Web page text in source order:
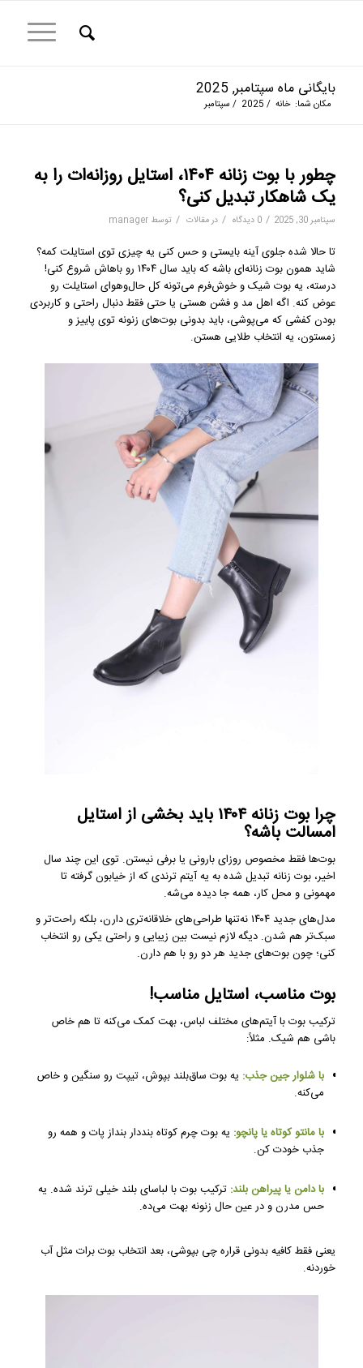
بایگانی ماه سپتامبر, 2025
مکان شما: خانه /
2025
/ سپتامبر
چطور با بوت زنانه ۱۴۰۴، استایل روزانه‌ات را به
یک شاهکار تبدیل کنی؟
سپتامبر 30, 2025 / 0 دیدگاه / درمقالات / توسط manager
تا حالا شده جلوی آینه بایستی و حس کنی یه چیزی توی استایلت کمه؟
شاید همون بوت زنانه‌ای باشه که باید سال ۱۴۰۴ رو باهاش شروع کنی!
درسته، یه بوت شیک و خوش‌فرم می‌تونه کل حال‌وهوای استایلت رو
عوض کنه. اگه اهل مد و فشن هستی یا حتی فقط دنبال راحتی و کاربردی
بودن کفشی که می‌پوشی، باید بدونی بوت‌های زنونه توی پاییز و
زمستون، یه انتخاب طلایی هستن.
چرا بوت زنانه ۱۴۰۴ باید بخشی از استایل
امسالت باشه؟
بوت‌ها فقط مخصوص روزای بارونی یا برفی نیستن. توی این چند سال
اخیر، بوت زنانه تبدیل شده به یه آیتم ترندی که از خیابون گرفته تا
مهمونی و محل کار، همه جا دیده می‌شه.
مدل‌های جدید ۱۴۰۴ نه‌تنها طراحی‌های خلاقانه‌تری دارن، بلکه راحت‌تر و
سبک‌تر هم شدن. دیگه لازم نیست بین زیبایی و راحتی یکی رو انتخاب
کنی؛ چون بوت‌های جدید هر دو رو با هم دارن.
بوت مناسب، استایل مناسب!
ترکیب بوت با آیتم‌های مختلف لباس، بهت کمک می‌کنه تا هم خاص
باشی هم شیک. مثلاً:
با شلوار جین جذب: یه بوت ساق‌بلند بپوش، تیپت رو سنگین و خاص
می‌کنه.
با مانتو کوتاه یا پانچو: یه بوت چرم کوتاه بنددار بنداز پات و همه رو
جذب خودت کن.
با دامن یا پیراهن بلند: ترکیب بوت با لباسای بلند خیلی ترند شده. یه
حس مدرن و در عین حال زنونه بهت می‌ده.
یعنی فقط کافیه بدونی قراره چی بپوشی، بعد انتخاب بوت برات مثل آب
خوردنه.